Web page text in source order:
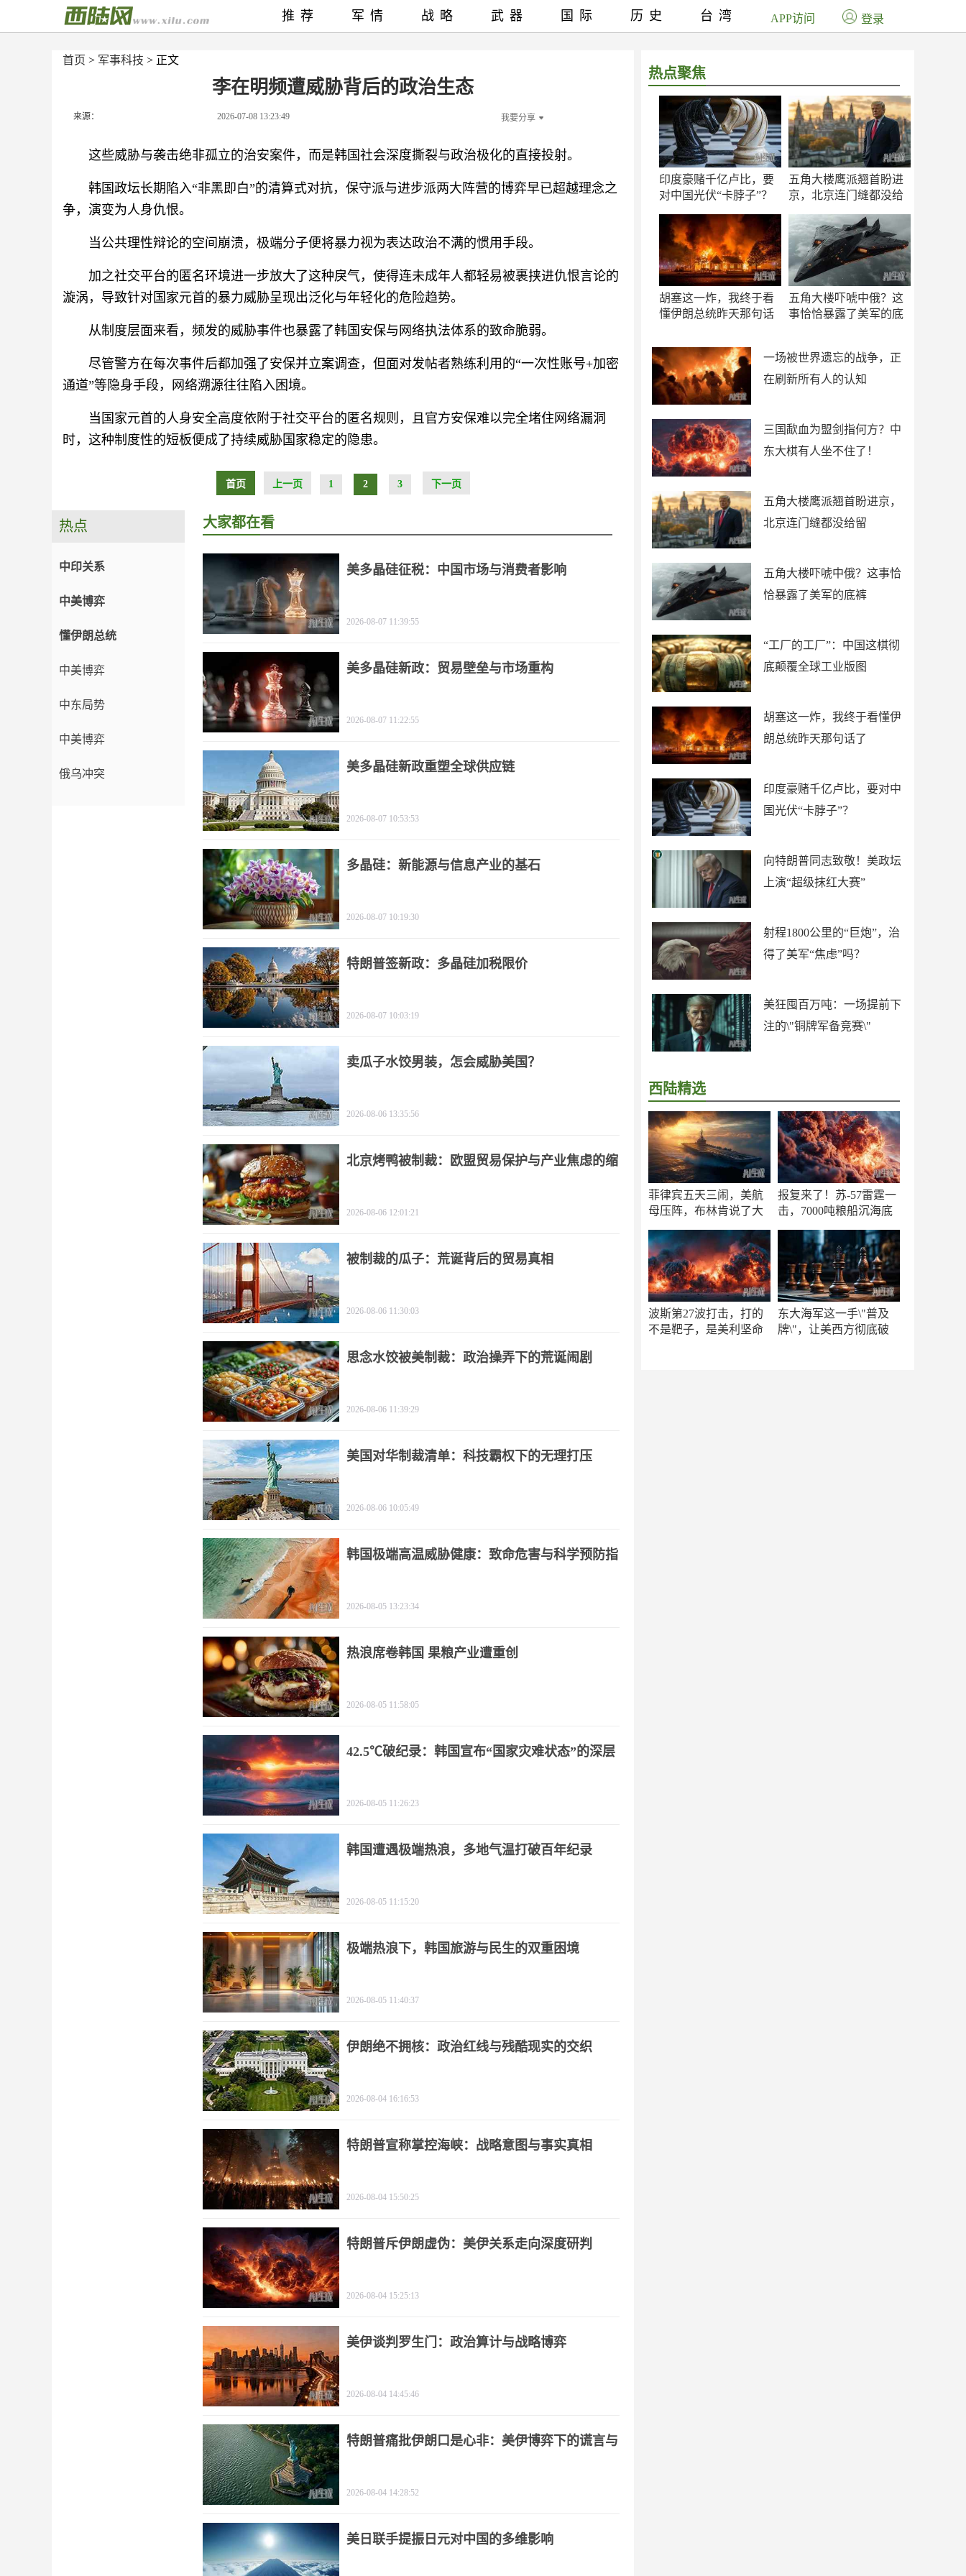
首页 > 军事科技 > 正文
李在明频遭威胁背后的政治生态
来源： 2026-07-08 13:23:49 我要分享
这些威胁与袭击绝非孤立的治安案件，而是韩国社会深度撕裂与政治极化的直接投射。
韩国政坛长期陷入“非黑即白”的清算式对抗，保守派与进步派两大阵营的博弈早已超越理念之
争，演变为人身仇恨。
当公共理性辩论的空间崩溃，极端分子便将暴力视为表达政治不满的惯用手段。
加之社交平台的匿名环境进一步放大了这种戾气，使得连未成年人都轻易被裹挟进仇恨言论的
漩涡，导致针对国家元首的暴力威胁呈现出泛化与年轻化的危险趋势。
从制度层面来看，频发的威胁事件也暴露了韩国安保与网络执法体系的致命脆弱。
尽管警方在每次事件后都加强了安保并立案调查，但面对发帖者熟练利用的“一次性账号+加密
通道”等隐身手段，网络溯源往往陷入困境。
当国家元首的人身安全高度依附于社交平台的匿名规则，且官方安保难以完全堵住网络漏洞
时，这种制度性的短板便成了持续威胁国家稳定的隐患。
首页 上一页 1 2 3 下一页
热点聚焦
印度豪赌千亿卢比，要
对中国光伏“卡脖子”？
五角大楼鹰派翘首盼进
京，北京连门缝都没给
胡塞这一炸，我终于看
懂伊朗总统昨天那句话
五角大楼吓唬中俄？这
事恰恰暴露了美军的底
一场被世界遗忘的战争，正
在刷新所有人的认知
三国歃血为盟剑指何方？中
东大棋有人坐不住了！
五角大楼鹰派翘首盼进京，
北京连门缝都没给留
五角大楼吓唬中俄？这事恰
恰暴露了美军的底裤
“工厂的工厂”：中国这棋彻
底颠覆全球工业版图
胡塞这一炸，我终于看懂伊
朗总统昨天那句话了
印度豪赌千亿卢比，要对中
国光伏“卡脖子”？
向特朗普同志致敬！美政坛
上演“超级抹红大赛”
射程1800公里的“巨炮”，治
得了美军“焦虑”吗？
美狂囤百万吨：一场提前下
注的\"铜牌军备竞赛\"
西陆精选
菲律宾五天三闹，美航
母压阵，布林肯说了大
报复来了！苏-57雷霆一
击，7000吨粮船沉海底
波斯第27波打击，打的
不是靶子，是美利坚命
东大海军这一手\"普及
牌\"，让美西方彻底破
推荐 军情 战略 武器 国际 历史 台湾 APP访问 登录
热点
中印关系
中美博弈
懂伊朗总统
中美博弈
中东局势
中美博弈
俄乌冲突
大家都在看
美多晶硅征税：中国市场与消费者影响
2026-08-07 11:39:55
美多晶硅新政：贸易壁垒与市场重构
2026-08-07 11:22:55
美多晶硅新政重塑全球供应链
2026-08-07 10:53:53
多晶硅：新能源与信息产业的基石
2026-08-07 10:19:30
特朗普签新政：多晶硅加税限价
2026-08-07 10:03:19
卖瓜子水饺男装，怎会威胁美国？
2026-08-06 13:35:56
北京烤鸭被制裁：欧盟贸易保护与产业焦虑的缩
2026-08-06 12:01:21
被制裁的瓜子：荒诞背后的贸易真相
2026-08-06 11:30:03
思念水饺被美制裁：政治操弄下的荒诞闹剧
2026-08-06 11:39:29
美国对华制裁清单：科技霸权下的无理打压
2026-08-06 10:05:49
韩国极端高温威胁健康：致命危害与科学预防指
2026-08-05 13:23:34
热浪席卷韩国 果粮产业遭重创
2026-08-05 11:58:05
42.5℃破纪录：韩国宣布“国家灾难状态”的深层
2026-08-05 11:26:23
韩国遭遇极端热浪，多地气温打破百年纪录
2026-08-05 11:15:20
极端热浪下，韩国旅游与民生的双重困境
2026-08-05 11:40:37
伊朗绝不拥核：政治红线与残酷现实的交织
2026-08-04 16:16:53
特朗普宣称掌控海峡：战略意图与事实真相
2026-08-04 15:50:25
特朗普斥伊朗虚伪：美伊关系走向深度研判
2026-08-04 15:25:13
美伊谈判罗生门：政治算计与战略博弈
2026-08-04 14:45:46
特朗普痛批伊朗口是心非：美伊博弈下的谎言与
2026-08-04 14:28:52
美日联手提振日元对中国的多维影响